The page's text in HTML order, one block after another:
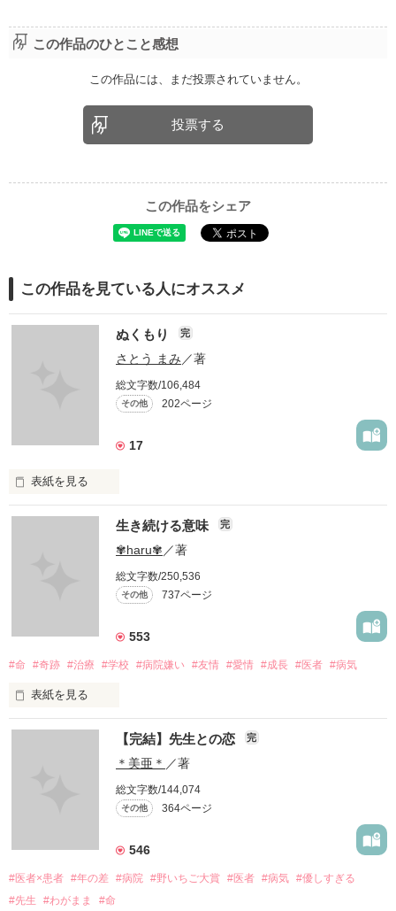
この作品のひとこと感想
この作品には、まだ投票されていません。
投票する
この作品をシェア
この作品を見ている人にオススメ
ぬくもり 完
さとう まみ ／著
総文字数/106,484
その他 202ページ
17
表紙を見る
愛したいのに…
私には、あなたの母親になる資格はありますか？
あなたのママになる事はできますか？
あなたの母親になりたい…
生き続ける意味 完
✾haru✾ ／著
総文字数/250,536
その他 737ページ
553
#命 #奇跡 #治療 #学校 #病院嫌い #友情 #愛情 #成長 #医者 #病気
表紙を見る
【完結】先生との恋 完
＊美亜＊ ／著
総文字数/144,074
その他 364ページ
546
#医者×患者 #年の差 #病院 #野いちご大賞 #医者 #病気 #優しすぎる
#先生
#わがまま #命